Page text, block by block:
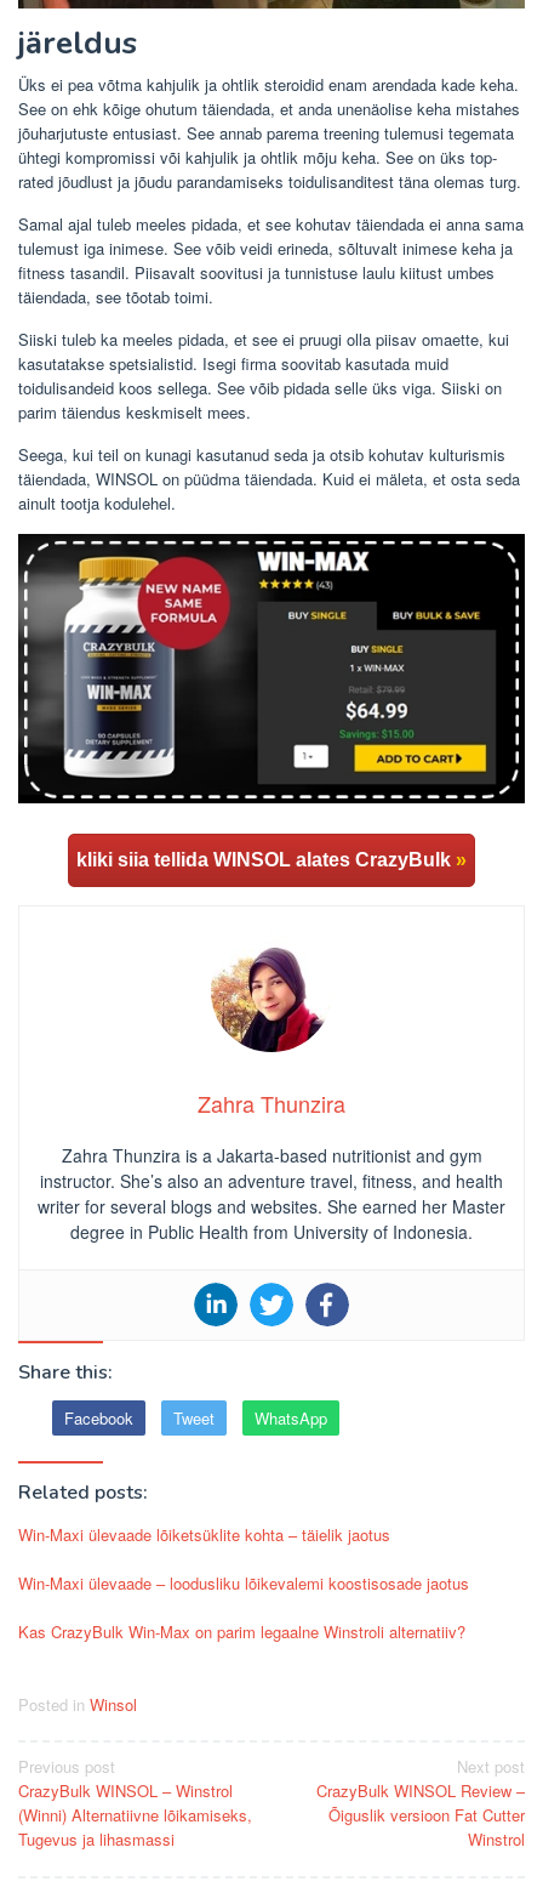
järeldus
Üks ei pea võtma kahjulik ja ohtlik steroidid enam arendada kade keha.
See on ehk kõige ohutum täiendada, et anda unenäolise keha mistahes
jõuharjutuste entusiast. See annab parema treening tulemusi tegemata
ühtegi kompromissi või kahjulik ja ohtlik mõju keha. See on üks top-
rated jõudlust ja jõudu parandamiseks toidulisanditest täna olemas turg.
Samal ajal tuleb meeles pidada, et see kohutav täiendada ei anna sama
tulemust iga inimese. See võib veidi erineda, sõltuvalt inimese keha ja
fitness tasandil. Piisavalt soovitusi ja tunnistuse laulu kiitust umbes
täiendada, see tõotab toimi.
Siiski tuleb ka meeles pidada, et see ei pruugi olla piisav omaette, kui
kasutatakse spetsialistid. Isegi firma soovitab kasutada muid
toidulisandeid koos sellega. See võib pidada selle üks viga. Siiski on
parim täiendus keskmiselt mees.
Seega, kui teil on kunagi kasutanud seda ja otsib kohutav kulturismis
täiendada, WINSOL on püüdma täiendada. Kuid ei mäleta, et osta seda
ainult tootja kodulehel.
kliki siia tellida WINSOL alates CrazyBulk »
Zahra Thunzira
Zahra Thunzira is a Jakarta-based nutritionist and gym
instructor. She’s also an adventure travel, fitness, and health
writer for several blogs and websites. She earned her Master
degree in Public Health from University of Indonesia.
Share this:
Facebook Tweet WhatsApp
Related posts:
Win-Maxi ülevaade lõiketsüklite kohta – täielik jaotus
Win-Maxi ülevaade – loodusliku lõikevalemi koostisosade jaotus
Kas CrazyBulk Win-Max on parim legaalne Winstroli alternatiiv?
Posted in Winsol
Post
navigation
Previous post
CrazyBulk WINSOL – Winstrol
(Winni) Alternatiivne lõikamiseks,
Tugevus ja lihasmassi
Next post
CrazyBulk WINSOL Review –
Õiguslik versioon Fat Cutter
Winstrol